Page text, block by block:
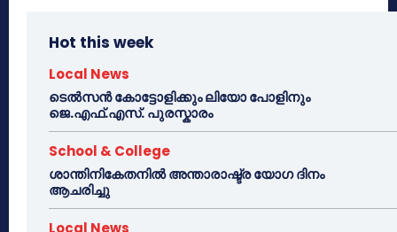
Hot this week
Local News
ടെൽസൻ കോട്ടോളിക്കും ലിയോ പോളിനും
ജെ.എഫ്.എസ്. പുരസ്കാരം
School & College
ശാന്തിനികേതനിൽ അന്താരാഷ്ട്ര യോഗ ദിനം
ആചരിച്ചു
Local News